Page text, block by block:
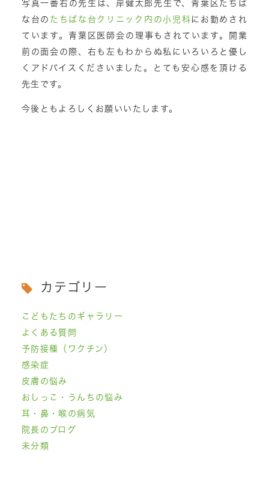
写真一番右の先生は、岸健太郎先生で、青葉区たちば
な台の たちばな台クリニック内の小児科 にお勤めされ
ています。青葉区医師会の理事もされています。開業
前の面会の際、右も左もわからぬ私にいろいろと優し
くアドバイスくださいました。とても安心感を頂ける
先生です。
今後ともよろしくお願いいたします。
カテゴリー
こどもたちのギャラリー
よくある質問
予防接種（ワクチン）
感染症
皮膚の悩み
おしっこ・うんちの悩み
耳・鼻・喉の病気
院長のブログ
未分類